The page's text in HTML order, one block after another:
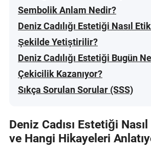
Sembolik Anlam Nedir?
Deniz Cadılığı Estetiği Nasıl
Şekilde Yetiştirilir?
Deniz Cadılığı Estetiği Bugün
Çekicilik Kazanıyor?
Sıkça Sorulan Sorular (SSS)
Deniz Cadısı Estetiği Nasıl
ve Hangi Hikayeleri